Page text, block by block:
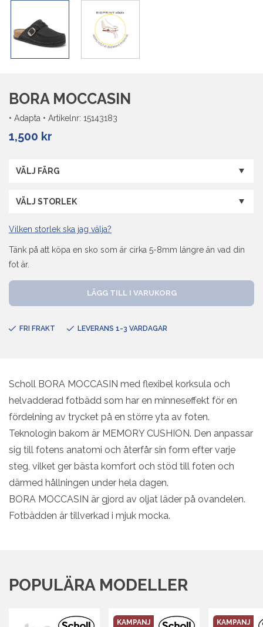
BORA MOCCASIN
• Adapta • Artikelnr: 15143183
1,500 kr
Vilken storlek ska jag välja?
Tänk på att köpa en sko som är cirka 5-8mm längre än vad din
fot är.
BORA
MOCCASIN
LÄGG TILL I VARUKORG
FRI FRAKT LEVERANS 1-3 VARDAGAR
Scholl BORA MOCCASIN med flexibel korksula och
helvadderad fotbädd som har en minneseffekt för en
fördelning av trycket på en större yta av foten.
Teknologin bakom är MEMORY CUSHION. Den anpassar
sig till fotens anatomi och återfår sin form efter varje
steg, vilket ger bästa komfort och stöd till foten och
därmed hållningen under hela dagen.
BORA MOCCASIN är gjord av oljat läder på ovandelen.
Fotbädden är tillverkad i mjuk mocka.
POPULÄRA MODELLER
KAMPANJ KAMPANJ